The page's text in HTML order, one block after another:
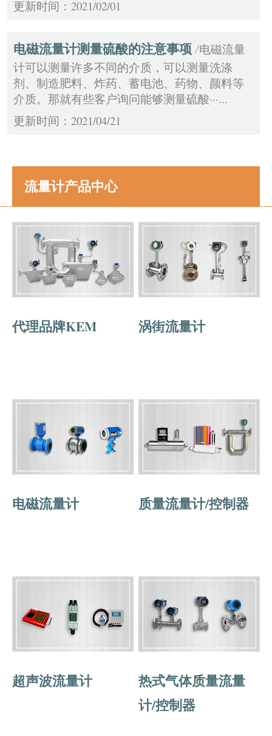
更新时间：2021/02/01
电磁流量计测量硫酸的注意事项 /电磁流量
计可以测量许多不同的介质，可以测量洗涤
剂、制造肥料、炸药、蓄电池、药物、颜料等
介质。那就有些客户询问能够测量硫酸···...
更新时间：2021/04/21
流量计产品中心
代理品牌KEM 涡街流量计
电磁流量计 质量流量计/控制器
超声波流量计
热式气体质量流量
计/控制器